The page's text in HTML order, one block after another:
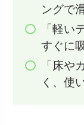
ングで
「軽い
すぐに
「床や
く、使